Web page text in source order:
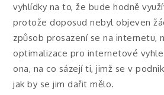
vyhlídky na to, že bude hodně
protože doposud nebyl objeven
způsob prosazení se na internetu,
optimalizace pro internetové
ona, na co sázejí ti, jimž se v
jak by se jim dařit mělo.